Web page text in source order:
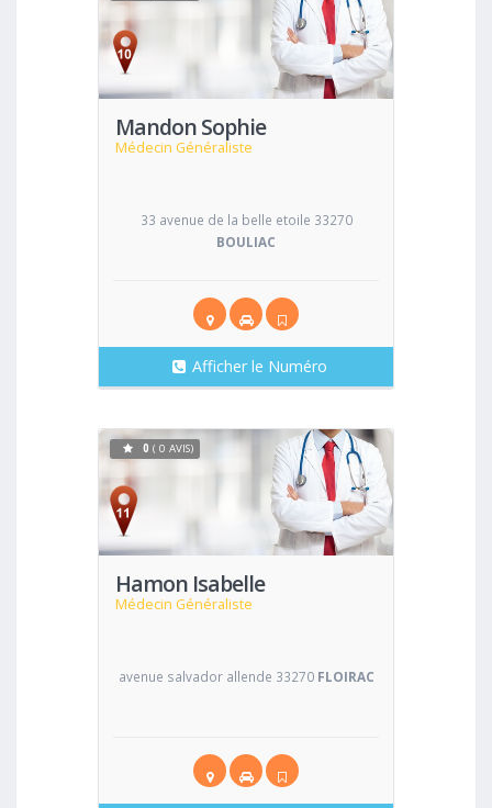
Mandon Sophie
Médecin Généraliste
Voir
33 avenue de la belle etoile 33270
BOULIAC
Afficher le Numéro
Hamon Isabelle
Médecin Généraliste
Voir
0 ( 0 AVIS)
avenue salvador allende 33270 FLOIRAC